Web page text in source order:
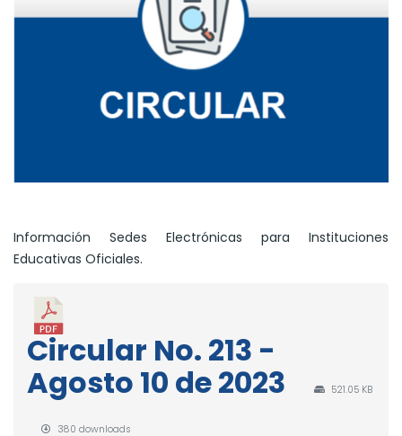
Información Sedes Electrónicas para Instituciones
Educativas Oficiales.
Circular No. 213 -
Agosto 10 de 2023
521.05 KB
380 downloads